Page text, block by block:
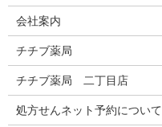
会社案内
チチブ薬局
チチブ薬局 二丁目店
処方せんネット予約について